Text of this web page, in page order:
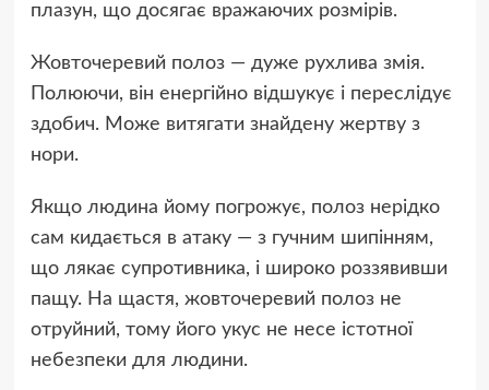
плазун, що досягає вражаючих розмірів.
Жовточеревий полоз — дуже рухлива змія.
Полюючи, він енергійно відшукує і переслідує
здобич. Може витягати знайдену жертву з
нори.
Якщо людина йому погрожує, полоз нерідко
сам кидається в атаку — з гучним шипінням,
що лякає супротивника, і широко роззявивши
пащу. На щастя, жовточеревий полоз не
отруйний, тому його укус не несе істотної
небезпеки для людини.